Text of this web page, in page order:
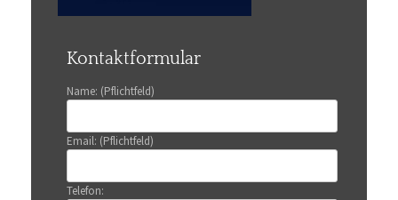
Kontaktformular
Name: (Pflichtfeld)
Email: (Pflichtfeld)
Telefon: